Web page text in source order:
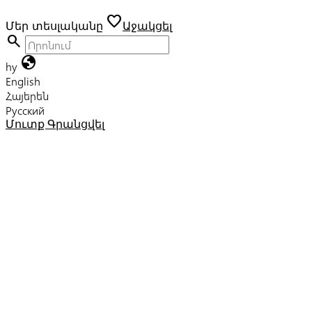
Մեր տեսլականը favoriteԱջակցել
search
hy globe
English
Հայերեն
Русский
Մուտք Գրանցվել